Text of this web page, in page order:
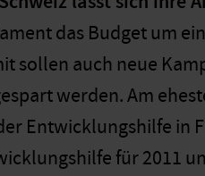
das Budget um
sollen auch neue
werden. Am
Entwicklungshilfe in
für 2011